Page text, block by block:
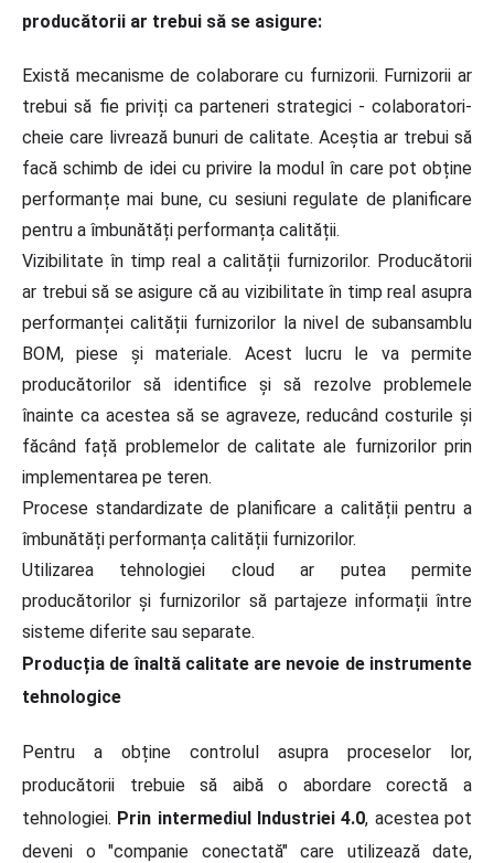
producătorii ar trebui să se asigure:
Există mecanisme de colaborare cu furnizorii. Furnizorii ar
trebui să fie priviți ca parteneri strategici - colaboratori-
cheie care livrează bunuri de calitate. Aceștia ar trebui să
facă schimb de idei cu privire la modul în care pot obține
performanțe mai bune, cu sesiuni regulate de planificare
pentru a îmbunătăți performanța calității.
Vizibilitate în timp real a calității furnizorilor. Producătorii
ar trebui să se asigure că au vizibilitate în timp real asupra
performanței calității furnizorilor la nivel de subansamblu
BOM, piese și materiale. Acest lucru le va permite
producătorilor să identifice și să rezolve problemele
înainte ca acestea să se agraveze, reducând costurile și
făcând față problemelor de calitate ale furnizorilor prin
implementarea pe teren.
Procese standardizate de planificare a calității pentru a
îmbunătăți performanța calității furnizorilor.
Utilizarea tehnologiei cloud ar putea permite
producătorilor și furnizorilor să partajeze informații între
sisteme diferite sau separate.
Producția de înaltă calitate are nevoie de instrumente
tehnologice
Pentru a obține controlul asupra proceselor lor,
producătorii trebuie să aibă o abordare corectă a
tehnologiei. Prin intermediul Industriei 4.0, acestea pot
deveni o "companie conectată" care utilizează date,